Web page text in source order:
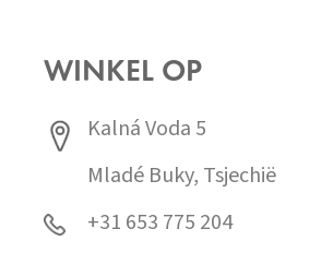
WINKEL OP
Kalná Voda 5
Mladé Buky, Tsjechië
+31 653 775 204